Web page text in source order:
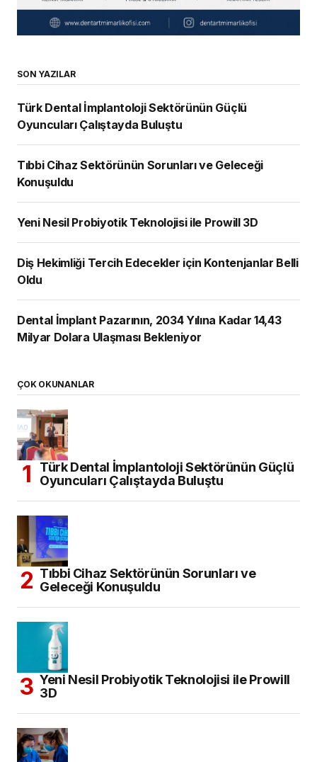
SON YAZILAR
Türk Dental İmplantoloji Sektörünün Güçlü
Oyuncuları Çalıştayda Buluştu
Tıbbi Cihaz Sektörünün Sorunları ve Geleceği
Konuşuldu
Yeni Nesil Probiyotik Teknolojisi ile Prowill 3D
Diş Hekimliği Tercih Edecekler için Kontenjanlar Belli
Oldu
Dental İmplant Pazarının, 2034 Yılına Kadar 14,43
Milyar Dolara Ulaşması Bekleniyor
ÇOK OKUNANLAR
Türk Dental İmplantoloji Sektörünün Güçlü
Oyuncuları Çalıştayda Buluştu
Tıbbi Cihaz Sektörünün Sorunları ve
Geleceği Konuşuldu
Yeni Nesil Probiyotik Teknolojisi ile Prowill
3D